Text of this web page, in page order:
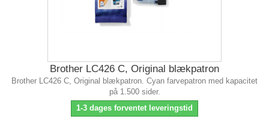
Brother LC426 C, Original blækpatron
Brother LC426 C, Original blækpatron. Cyan farvepatron med kapacitet
på 1.500 sider.
1-3 dages forventet leveringstid